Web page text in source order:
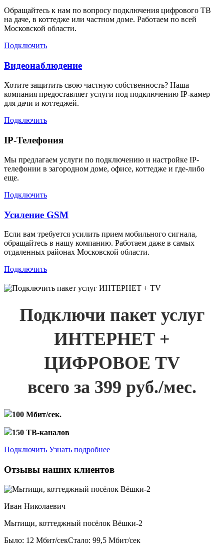
Обращайтесь к нам по вопросу подключения цифрового ТВ
на даче, в коттедже или частном доме. Работаем по всей
Московской области.
Подключить
Видеонаблюдение
Хотите защитить свою частную собственность? Наша
компания предоставляет услуги под подключению IP-камер
для дачи и коттеджей.
Подключить
IP-Телефония
Мы предлагаем услуги по подключению и настройке IP-
телефонии в загородном доме, офисе, коттедже и где-либо
еще.
Подключить
Усиление GSM
Если вам требуется усилить прием мобильного сигнала,
обращайтесь в нашу компанию. Работаем даже в самых
отдаленных районах Московской области.
Подключить
Подключи пакет услуг
ИНТЕРНЕТ +
ЦИФРОВОЕ TV
всего за 399 руб./мес.
100 Мбит/сек.
150 ТВ-каналов
Подключить Узнать подробнее
Отзывы наших клиентов
Иван Николаевич
Мытищи, коттеджный посёлок Вёшки-2
Было: 12 Мбит/секСтало: 99,5 Мбит/сек